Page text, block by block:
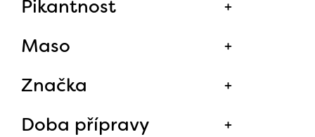
Pikantnost
Maso
Značka
Doba přípravy